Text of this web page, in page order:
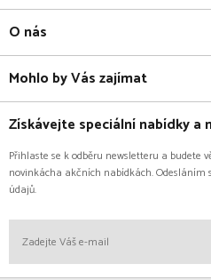
O nás
Mohlo by Vás zajímat
Získávejte speciální nabídky a
Přihlaste se k odběru newsletteru a budete
novinkácha akčních nabídkách. Odesláním
údajů.